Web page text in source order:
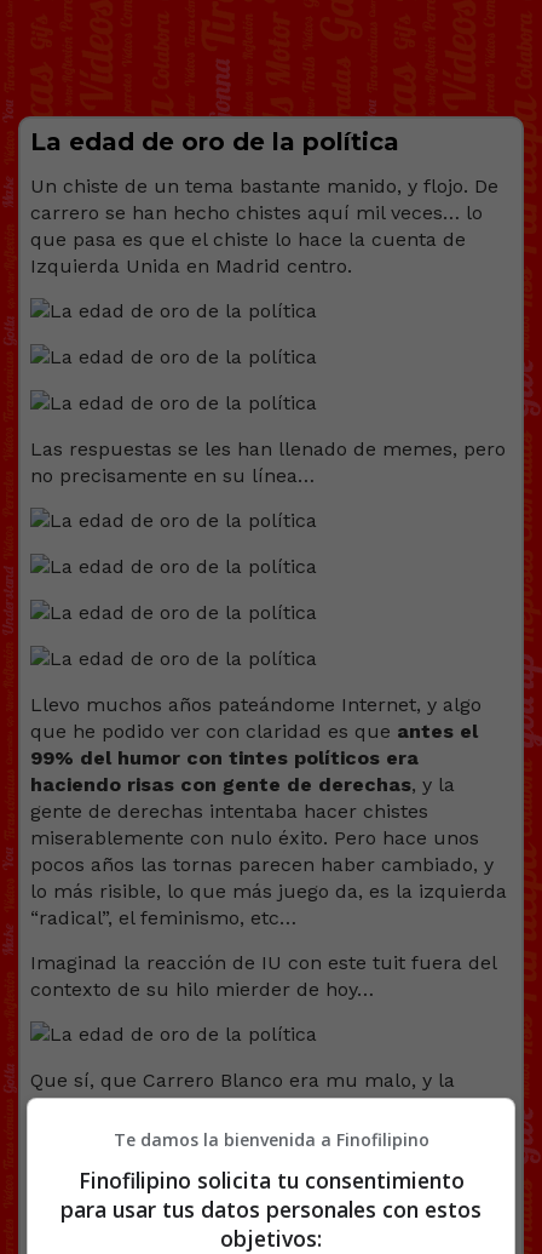
La edad de oro de la política
Un chiste de un tema bastante manido, y flojo. De
carrero se han hecho chistes aquí mil veces… lo
que pasa es que el chiste lo hace la cuenta de
Izquierda Unida en Madrid centro.
Las respuestas se les han llenado de memes, pero
no precisamente en su línea…
Llevo muchos años pateándome Internet, y algo
que he podido ver con claridad es que antes el
99% del humor con tintes políticos era
haciendo risas con gente de derechas, y la
gente de derechas intentaba hacer chistes
miserablemente con nulo éxito. Pero hace unos
pocos años las tornas parecen haber cambiado, y
lo más risible, lo que más juego da, es la izquierda
“radical”, el feminismo, etc…
Imaginad la reacción de IU con este tuit fuera del
contexto de su hilo mierder de hoy…
Que sí, que Carrero Blanco era mu malo, y la
gente de las cunetas era mu buena… si mi propio
bisabuelo palmó “por rojo”, entiendo el punto. Lo
del contrario, lo realmente tóxico es llegar a estos
extremos en los que unos matan a otros. Si que se
carguen a unos te hace gracia (no el chiste, no, su
Te damos la bienvenida a Finofilipino
Finofilipino solicita tu consentimiento
para usar tus datos personales con estos
objetivos: